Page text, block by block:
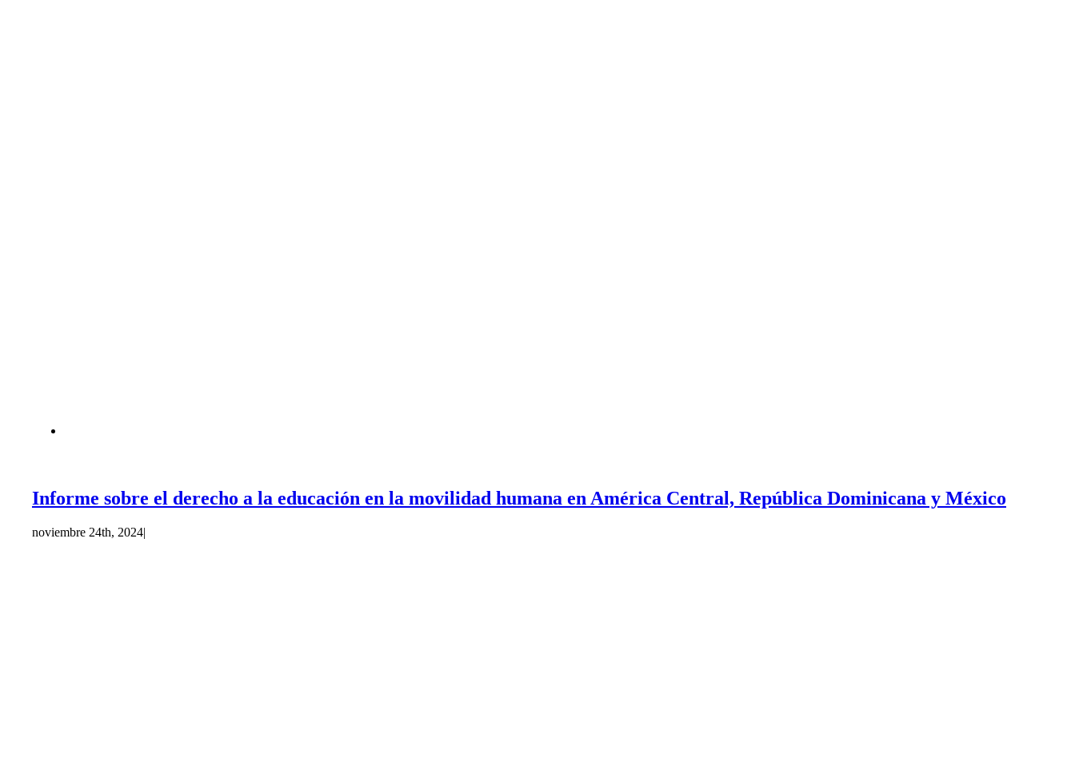
Informe sobre el derecho a la educación en la movilidad humana en América Central, República Dominicana y México
noviembre 24th, 2024|